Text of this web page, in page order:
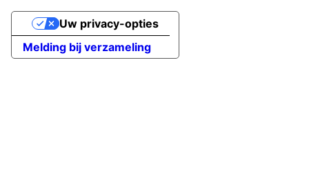
Melding bij verzameling
Uw privacy-opties